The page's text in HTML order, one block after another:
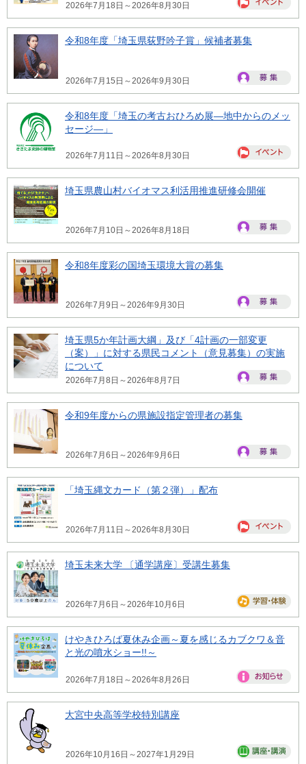
2026年7月18日～2026年8月30日
令和8年度「埼玉県荻野吟子賞」候補者募集
2026年7月15日～2026年9月30日
令和8年度「埼玉の考古おひろめ展―地中からのメッ
セージ―」
2026年7月11日～2026年8月30日
埼玉県農山村バイオマス利活用推進研修会開催
2026年7月10日～2026年8月18日
令和8年度彩の国埼玉環境大賞の募集
2026年7月9日～2026年9月30日
埼玉県5か年計画大綱」及び「4計画の一部変更
（案）」に対する県民コメント（意見募集）の実施
について
2026年7月8日～2026年8月7日
令和9年度からの県施設指定管理者の募集
2026年7月6日～2026年9月6日
「埼玉縄文カード（第２弾）」配布
2026年7月11日～2026年8月30日
埼玉未来大学 〔通学講座〕受講生募集
2026年7月6日～2026年10月6日
けやきひろば夏休み企画～夏を感じるカブクワ＆音
と光の噴水ショー!!～
2026年7月18日～2026年8月26日
大宮中央高等学校特別講座
2026年10月16日～2027年1月29日